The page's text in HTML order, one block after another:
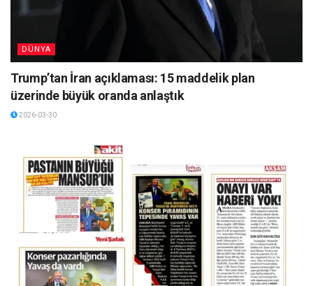
DÜNYA
Trump’tan İran açıklaması: 15 maddelik plan
üzerinde büyük oranda anlaştık
2026-03-30